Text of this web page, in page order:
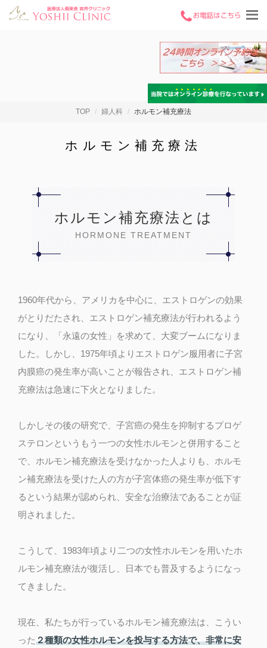
TOP 婦人科 ホルモン補充療法
ホルモン補充療法
ホルモン補充療法とは
HORMONE TREATMENT
1960年代から、アメリカを中心に、エストロゲンの効果
がとりだたされ、エストロゲン補充療法が行われるよう
になり、「永遠の女性」を求めて、大変ブームになりま
した。しかし、1975年頃よりエストロゲン服用者に子宮
内膜癌の発生率が高いことが報告され、エストロゲン補
充療法は急速に下火となりました。
しかしその後の研究で、子宮癌の発生を抑制するプロゲ
ステロンというもう一つの女性ホルモンと併用すること
で、ホルモン補充療法を受けなかった人よりも、ホルモ
ン補充療法を受けた人の方が子宮体癌の発生率が低下す
るという結果が認められ、安全な治療法であることが証
明されました。
こうして、1983年頃より二つの女性ホルモンを用いたホ
ルモン補充療法が復活し、日本でも普及するようになっ
てきました。
現在、私たちが行っているホルモン補充療法は、こうい
った２種類の女性ホルモンを投与する方法で、非常に安